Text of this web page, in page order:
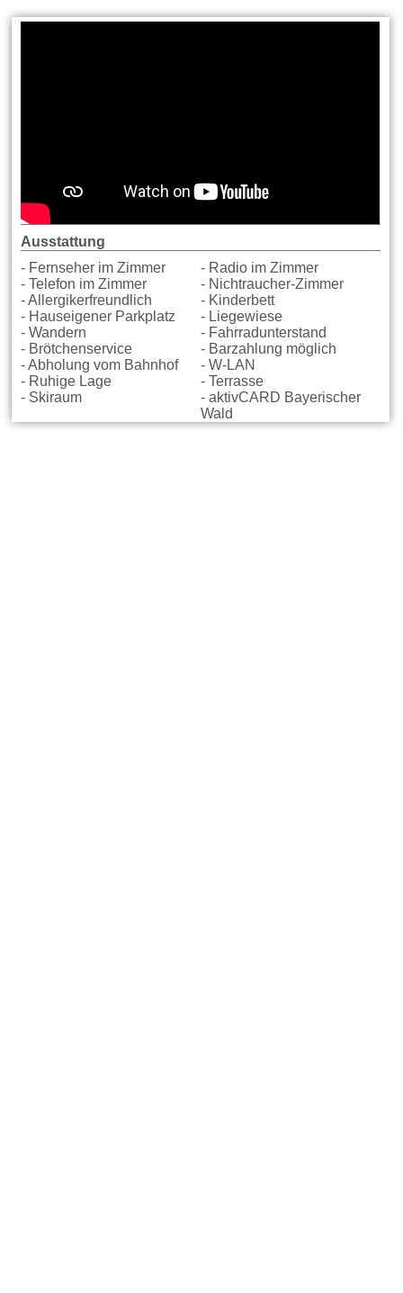
Ausstattung
- Fernseher im Zimmer
- Radio im Zimmer
- Telefon im Zimmer
- Nichtraucher-Zimmer
- Allergikerfreundlich
- Kinderbett
- Hauseigener Parkplatz
- Liegewiese
- Wandern
- Fahrradunterstand
- Brötchenservice
- Barzahlung möglich
- Abholung vom Bahnhof
- W-LAN
- Ruhige Lage
- Terrasse
- Skiraum
- aktivCARD Bayerischer
Wald